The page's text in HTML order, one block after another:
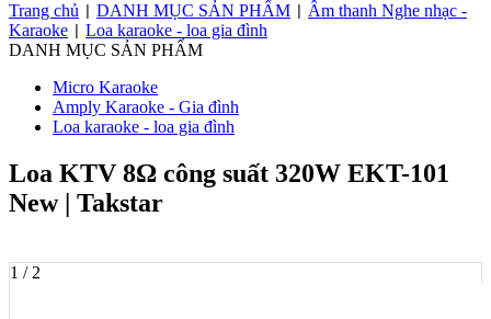
Trang chủ
DANH MỤC SẢN PHẨM
Âm thanh Nghe nhạc -
Karaoke
Loa karaoke - loa gia đình
DANH MỤC SẢN PHẨM
Micro Karaoke
Amply Karaoke - Gia đình
Loa karaoke - loa gia đình
Loa KTV 8Ω công suất 320W EKT-101
New | Takstar
1 / 2